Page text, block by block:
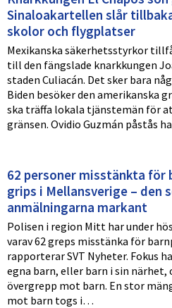
Sinaloakartellen slår
skolor och flygplatser
Mexikanska säkerhetsstyrkor
till den fängslade knarkkungen
staden Culiacán. Det sker bara
Biden besöker den amerikanska
ska träffa lokala tjänstemän för
gränsen. Ovidio Guzmán påstås
62 personer misstänkta
grips i Mellansverige – den
anmälningarna markant
Polisen i region Mitt har under
varav 62 greps misstänka för
rapporterar SVT Nyheter. Fokus
egna barn, eller barn i sin
övergrepp mot barn. En stor
mot barn togs i…